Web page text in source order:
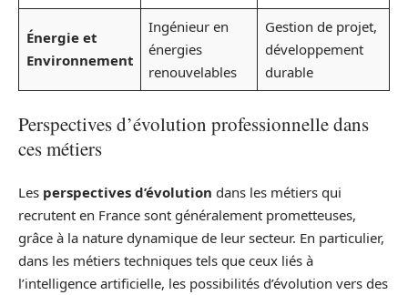
Énergie et
Environnement
Ingénieur en
énergies
renouvelables
Gestion de projet,
développement
durable
Perspectives d’évolution professionnelle dans
ces métiers
Les perspectives d’évolution dans les métiers qui
recrutent en France sont généralement prometteuses,
grâce à la nature dynamique de leur secteur. En particulier,
dans les métiers techniques tels que ceux liés à
l’intelligence artificielle, les possibilités d’évolution vers des